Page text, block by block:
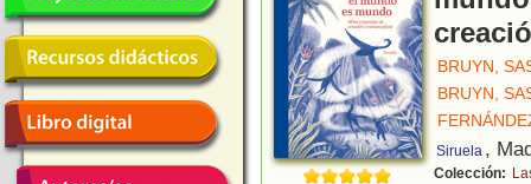
BRUYN,
BRUYN,
Siruela ,
Colección: